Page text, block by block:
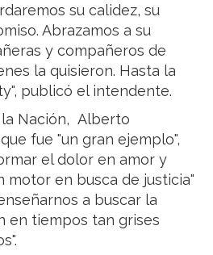
su calidez, su
Abrazamos a su
y compañeros de
la quisieron. Hasta la
publicó el intendente.
Nación, Alberto
fue "un gran ejemplo",
el dolor en amor y
motor en busca de justicia"
a buscar la
en tiempos tan grises